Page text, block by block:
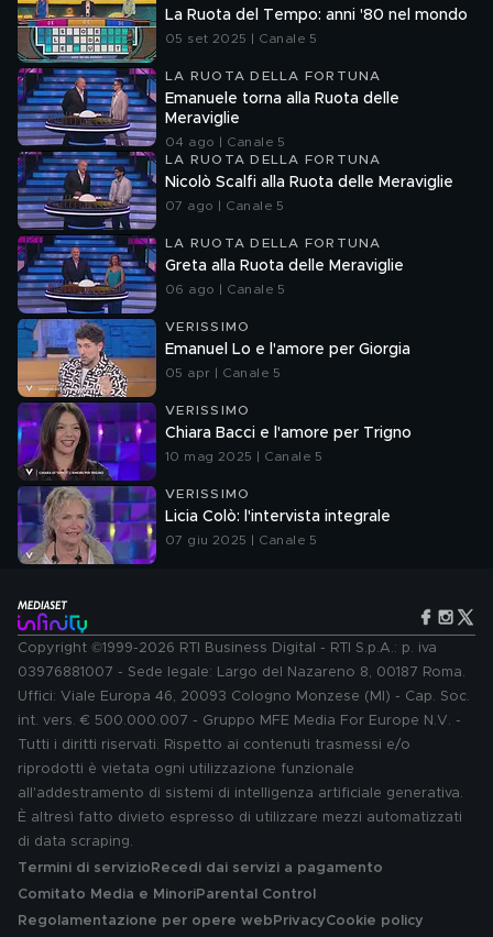
La Ruota del Tempo: anni '80 nel mondo
05 set 2025 | Canale 5
LA RUOTA DELLA FORTUNA
Emanuele torna alla Ruota delle
Meraviglie
04 ago | Canale 5
LA RUOTA DELLA FORTUNA
Nicolò Scalfi alla Ruota delle Meraviglie
07 ago | Canale 5
LA RUOTA DELLA FORTUNA
Greta alla Ruota delle Meraviglie
06 ago | Canale 5
VERISSIMO
Emanuel Lo e l'amore per Giorgia
05 apr | Canale 5
VERISSIMO
Chiara Bacci e l'amore per Trigno
10 mag 2025 | Canale 5
VERISSIMO
Licia Colò: l'intervista integrale
07 giu 2025 | Canale 5
Copyright ©1999-2026 RTI Business Digital - RTI S.p.A.: p. iva
03976881007 - Sede legale: Largo del Nazareno 8, 00187 Roma.
Uffici: Viale Europa 46, 20093 Cologno Monzese (MI) - Cap. Soc.
int. vers. € 500.000.007 - Gruppo MFE Media For Europe N.V. -
Tutti i diritti riservati. Rispetto ai contenuti trasmessi e/o
riprodotti è vietata ogni utilizzazione funzionale
all'addestramento di sistemi di intelligenza artificiale generativa.
È altresì fatto divieto espresso di utilizzare mezzi automatizzati
di data scraping.
Termini di servizio Recedi dai servizi a pagamento
Comitato Media e MinoriParental Control
Regolamentazione per opere web PrivacyCookie policy